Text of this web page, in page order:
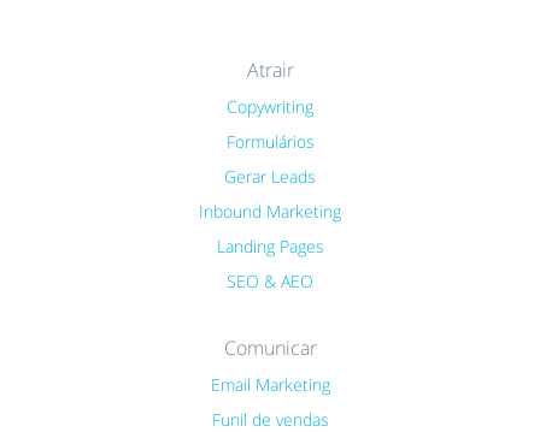
Atrair
Copywriting
Formulários
Gerar Leads
Inbound Marketing
Landing Pages
SEO & AEO
Comunicar
Email Marketing
Funil de vendas